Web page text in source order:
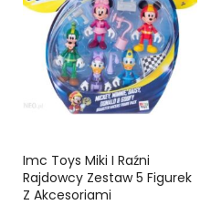
Imc Toys Miki I Raźni
Rajdowcy Zestaw 5 Figurek
Z Akcesoriami